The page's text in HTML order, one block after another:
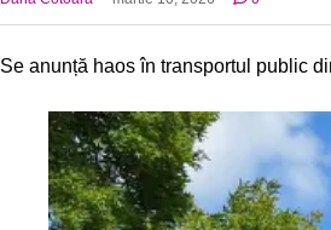
Se anunță haos în transportul public